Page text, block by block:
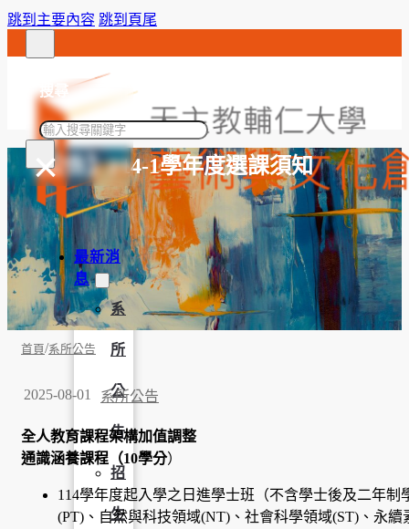
跳到主要內容 跳到頁尾
搜尋
搜
×
最新消
息
系
所
公
告
招
生
【公告】114-1學年度選課須知
首頁/系所公告
2025-08-01 系所公告
全人教育課程架構加值調整
通識涵養課程（10學分）
114學年度起入學之日進學士班（不含學士後及二年
(PT)、自然與科技領域(NT)、社會科學領域(ST)、永